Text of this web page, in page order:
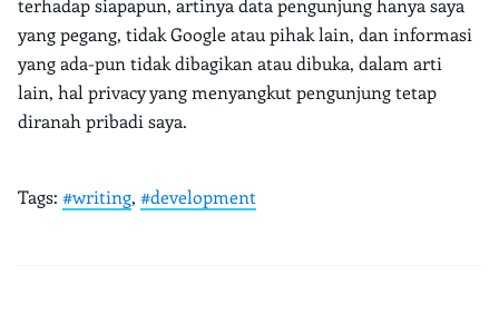
terhadap siapapun, artinya data pengunjung hanya saya
yang pegang, tidak Google atau pihak lain, dan informasi
yang ada-pun tidak dibagikan atau dibuka, dalam arti
lain, hal privacy yang menyangkut pengunjung tetap
diranah pribadi saya.
Tags: #writing, #development